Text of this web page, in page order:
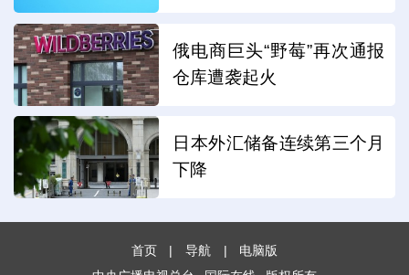
俄电商巨头“野莓”再次通报
仓库遭袭起火
日本外汇储备连续第三个月
下降
首页 | 导航 |
电脑版